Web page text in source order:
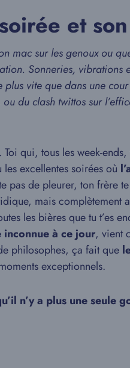
et
mac sur les genoux ou
Sonneries, vibrations
plus vite que dans une
ou du clash twittos sur
Toi qui, tous les week-
excellentes soirées où
pas de pleurer, ton frère
mais complètement
les bières que tu t’es
à ce jour, vient
philosophes, ça fait que
exceptionnels.
n’y a plus une seule